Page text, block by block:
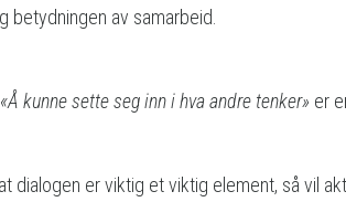
av samarbeid.
kunne sette seg inn i hva andre tenker» er
dialogen er viktig et viktig element, så vil